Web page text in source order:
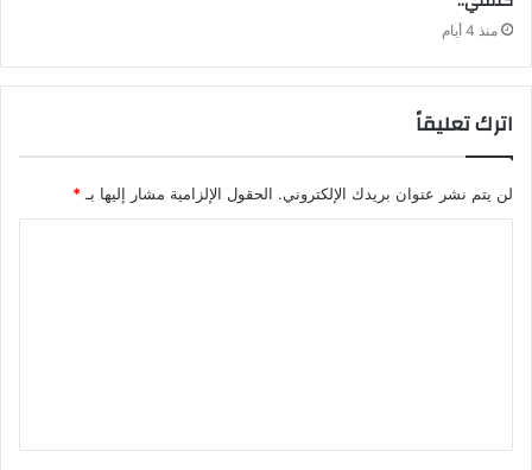
منذ 4 أيام
اترك تعليقاً
لن يتم نشر عنوان بريدك الإلكتروني. الحقول الإلزامية مشار إليها بـ *
ق